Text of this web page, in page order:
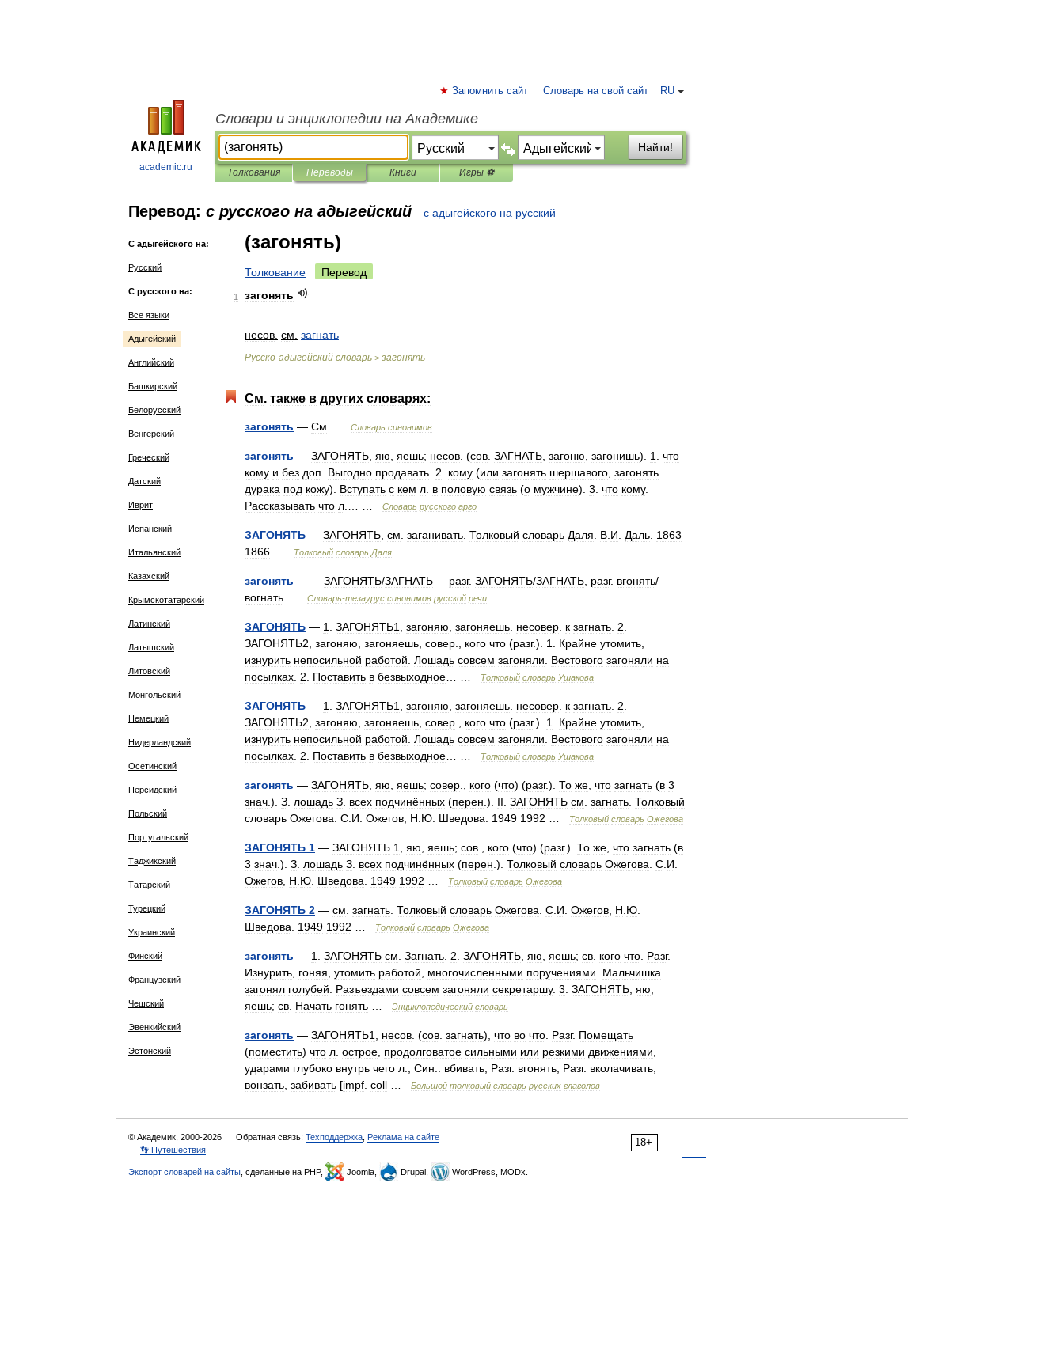
academic.ru
RU
Запомнить сайт Словарь на свой сайт
Словари и энциклопедии на Академике
Найти!
Толкования Переводы Книги Игры ⚽
Перевод: с русского на адыгейский с адыгейского на русский
С адыгейского на:
Русский
С русского на:
Все языки
Адыгейский
Английский
Башкирский
Белорусский
Венгерский
Греческий
Датский
Иврит
Испанский
Итальянский
Казахский
Крымскотатарский
Латинский
Латышский
Литовский
Монгольский
Немецкий
Нидерландский
Осетинский
Персидский
Польский
Португальский
Таджикский
Татарский
Турецкий
Украинский
Финский
Французский
Чешский
Эвенкийский
Эстонский
(загонять)
Толкование Перевод
1 загонять
несов см загнать
Русско-адыгейский словарь > загонять
См. также в других словарях:
загонять — См Словарь синонимов
загонять — ЗАГОНЯТЬ яю яешь; несов . (сов ЗАГНАТЬ загоню загонишь). 1
что
кому и без доп Выгодно продавать 2 кому (или загонять шершавого загонять
дурака под кожу). Вступать с кем л в половую связь (о мужчине). 3 что кому.
Рассказывать что л Словарь русского арго
ЗАГОНЯТЬ — ЗАГОНЯТЬ см заганивать Толковый словарь Даля В И Даль 1863
1866
Толковый словарь Даля
загонять — ЗАГОНЯТЬ/ЗАГНАТЬ разг. ЗАГОНЯТЬ/ЗАГНАТЬ разг. вгонять/
вогнать
Словарь-тезаурус синонимов русской речи
ЗАГОНЯТЬ — 1 ЗАГОНЯТЬ1 загоняю загоняешь несовер к загнать 2
ЗАГОНЯТЬ2 загоняю загоняешь совер кого что (разг.). 1 Крайне утомить
изнурить непосильной работой Лошадь совсем загоняли Вестового загоняли на
посылках 2 Поставить в безвыходное Толковый словарь Ушакова
ЗАГОНЯТЬ — 1 ЗАГОНЯТЬ1 загоняю загоняешь несовер к загнать 2
ЗАГОНЯТЬ2 загоняю загоняешь совер кого что (разг.). 1 Крайне утомить
изнурить непосильной работой Лошадь совсем загоняли Вестового загоняли на
посылках 2 Поставить в безвыходное Толковый словарь Ушакова
загонять — ЗАГОНЯТЬ яю яешь; совер кого (что) (разг.). То же что загнать (в 3
знач .). З лошадь З всех подчинённых (перен .). II ЗАГОНЯТЬ см загнать Толковый
словарь Ожегова С И Ожегов Н Ю Шведова 1949 1992 Толковый словарь Ожегова
ЗАГОНЯТЬ 1 — ЗАГОНЯТЬ 1 яю яешь; сов кого (что) (разг.). То же что загнать (в
3 знач .). З лошадь З всех подчинённых (перен .). Толковый словарь Ожегова С И
Ожегов Н Ю Шведова 1949 1992 Толковый словарь Ожегова
ЗАГОНЯТЬ 2 — см загнать Толковый словарь Ожегова С И Ожегов Н Ю
Шведова
1949 1992 Толковый словарь Ожегова
загонять — 1 ЗАГОНЯТЬ см Загнать 2 ЗАГОНЯТЬ яю яешь; св кого что Разг.
Изнурить гоняя утомить работой многочисленными поручениями
Мальчишка
загонял голубей Разъездами совсем загоняли секретаршу. 3 ЗАГОНЯТЬ яю
яешь; св Начать гонять Энциклопедический словарь
загонять — ЗАГОНЯТЬ1 несов . (сов загнать), что во что Разг. Помещать
(поместить) что л острое продолговатое сильными или резкими движениями
ударами глубоко внутрь чего л .; Син : вбивать Разг. вгонять Разг. вколачивать
вонзать забивать [impf coll Большой толковый словарь русских глаголов
18+
© Академик, 2000-2026 Обратная связь: Техподдержка Реклама на сайте
👣 Путешествия
Экспорт словарей на сайты , сделанные на PHP, Joomla, Drupal, WordPress, MODx.